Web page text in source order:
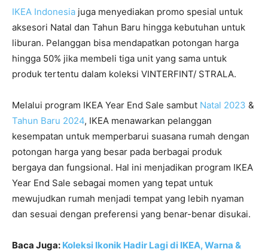
IKEA Indonesia juga menyediakan promo spesial untuk
aksesori Natal dan Tahun Baru hingga kebutuhan untuk
liburan. Pelanggan bisa mendapatkan potongan harga
hingga 50% jika membeli tiga unit yang sama untuk
produk tertentu dalam koleksi VINTERFINT/ STRALA.
Melalui program IKEA Year End Sale sambut Natal 2023 &
Tahun Baru 2024, IKEA menawarkan pelanggan
kesempatan untuk memperbarui suasana rumah dengan
potongan harga yang besar pada berbagai produk
bergaya dan fungsional. Hal ini menjadikan program IKEA
Year End Sale sebagai momen yang tepat untuk
mewujudkan rumah menjadi tempat yang lebih nyaman
dan sesuai dengan preferensi yang benar-benar disukai.
Baca Juga: Koleksi Ikonik Hadir Lagi di IKEA, Warna &